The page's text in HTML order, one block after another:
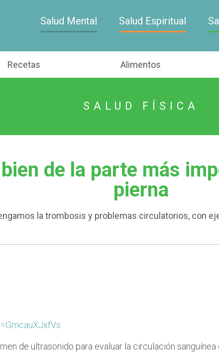
Salud Mental Salud Espiritual
Recetas Alimentos
SALUD FÍSICA
de la parte más
pierna
la trombosis y problemas circulatorios, con
de ultrasonido para evaluar la circulación